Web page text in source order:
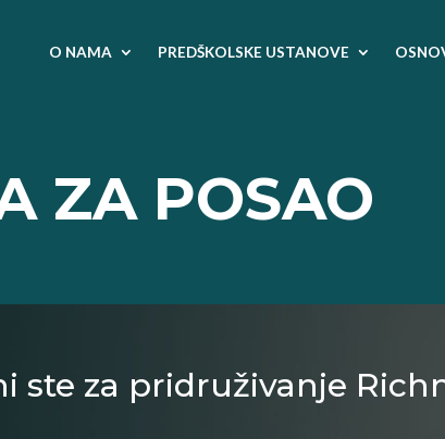
O NAMA PREDŠKOLSKE USTANOVE
ZA POSAO
ste za pridruživanje